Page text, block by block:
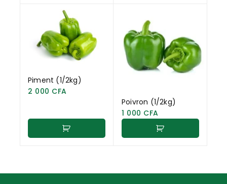
Piment (1/2kg)
2 000 CFA
Poivron (1/2kg)
1 000 CFA